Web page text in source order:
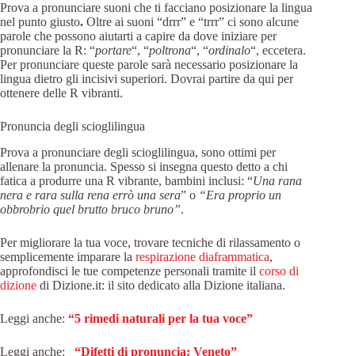
Prova a pronunciare suoni che ti facciano posizionare la lingua
nel punto giusto. Oltre ai suoni “drrr” e “trrr” ci sono alcune
parole che possono aiutarti a capire da dove iniziare per
pronunciare la R: “portare“, “poltrona“, “ordinalo“, eccetera.
Per pronunciare queste parole sarà necessario posizionare la
lingua dietro gli incisivi superiori. Dovrai partire da qui per
ottenere delle R vibranti.
Pronuncia degli scioglilingua
Prova a pronunciare degli scioglilingua, sono ottimi per
allenare la pronuncia. Spesso si insegna questo detto a chi
fatica a produrre una R vibrante, bambini inclusi: “Una rana
nera e rara sulla rena errò una sera” o “Era proprio un
obbrobrio quel brutto bruco bruno”.
Per migliorare la tua voce, trovare tecniche di rilassamento o
semplicemente imparare la respirazione diaframmatica,
approfondisci le tue competenze personali tramite il corso di
dizione di Dizione.it: il sito dedicato alla Dizione italiana.
Leggi anche: “5 rimedi naturali per la tua voce”
Leggi anche: “Difetti di pronuncia: Veneto”